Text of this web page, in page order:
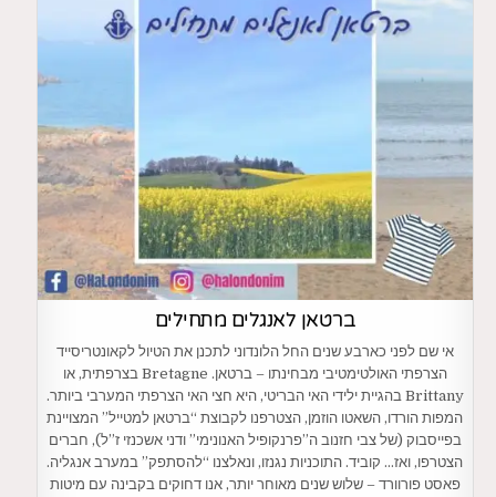
ברטאן לאנגלים מתחילים
אי שם לפני כארבע שנים החל הלונדוני לתכנן את הטיול לקאונטריסייד
הצרפתי האולטימטיבי מבחינתו – ברטאן. Bretagne בצרפתית, או
Brittany בהגיית ילידי האי הבריטי, היא חצי האי הצרפתי המערבי ביותר.
המפות הורדו, השאטו הוזמן, הצטרפנו לקבוצת “ברטאן למטייל” המצויינת
בפייסבוק (של צבי חזנוב ה”פרנקופיל האנונימי” ודני אשכנזי ז”ל), חברים
הצטרפו, ואז… קוביד. התוכניות נגנזו, ונאלצנו “להסתפק” במערב אנגליה.
פאסט פורוורד – שלוש שנים מאוחר יותר, אנו דחוקים בקבינה עם מיטות